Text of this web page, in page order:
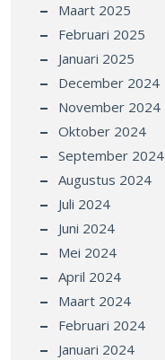
Maart 2025
Februari 2025
Januari 2025
December 2024
November 2024
Oktober 2024
September 2024
Augustus 2024
Juli 2024
Juni 2024
Mei 2024
April 2024
Maart 2024
Februari 2024
Januari 2024